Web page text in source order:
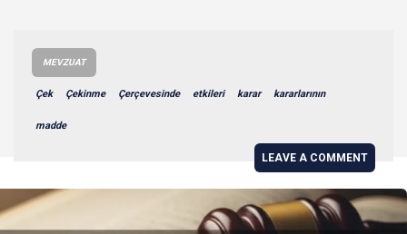
MEVZUAT
Çek Çekinme Çerçevesinde etkileri karar kararlarının
madde
LEAVE A COMMENT